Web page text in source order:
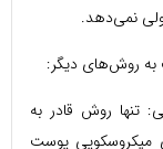
نمی‌دهد.
به روش‌های دیگر:
تنها روش قادر به
میکروسکوپی پوست